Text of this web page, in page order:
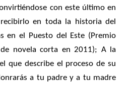
con este último en
en toda la historia del
en el Puesto del Este (Premio
novela corta en 2011); A la
que describe el proceso de su
a tu padre y a tu madre